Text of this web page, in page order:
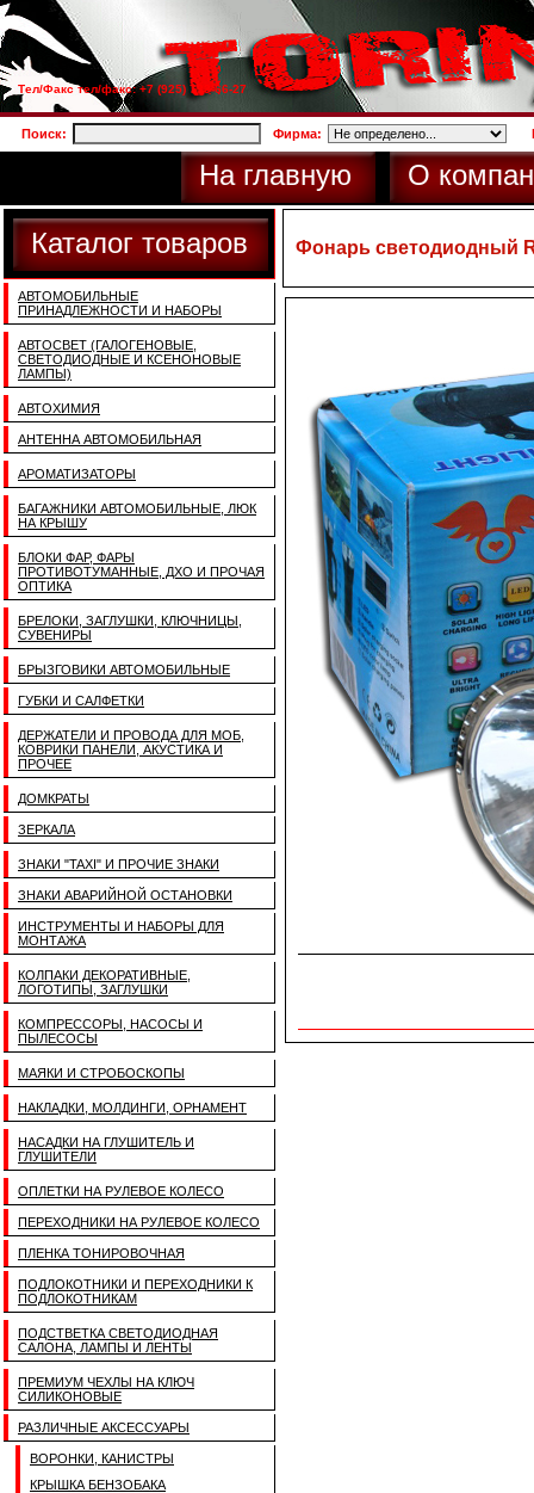
Тел/Факс тел/факс: +7 (925) 733-66-27
Поиск: Фирма:
На главную О
Каталог товаров
АВТОМОБИЛЬНЫЕ
ПРИНАДЛЕЖНОСТИ И НАБОРЫ
АВТОСВЕТ (ГАЛОГЕНОВЫЕ,
СВЕТОДИОДНЫЕ И КСЕНОНОВЫЕ
ЛАМПЫ)
АВТОХИМИЯ
АНТЕННА АВТОМОБИЛЬНАЯ
АРОМАТИЗАТОРЫ
БАГАЖНИКИ АВТОМОБИЛЬНЫЕ, ЛЮК
НА КРЫШУ
БЛОКИ ФАР, ФАРЫ
ПРОТИВОТУМАННЫЕ, ДХО И ПРОЧАЯ
ОПТИКА
БРЕЛОКИ, ЗАГЛУШКИ, КЛЮЧНИЦЫ,
СУВЕНИРЫ
БРЫЗГОВИКИ АВТОМОБИЛЬНЫЕ
ГУБКИ И САЛФЕТКИ
ДЕРЖАТЕЛИ И ПРОВОДА ДЛЯ МОБ,
КОВРИКИ ПАНЕЛИ, АКУСТИКА И
ПРОЧЕЕ
ДОМКРАТЫ
ЗЕРКАЛА
ЗНАКИ "TAXI" И ПРОЧИЕ ЗНАКИ
ЗНАКИ АВАРИЙНОЙ ОСТАНОВКИ
ИНСТРУМЕНТЫ И НАБОРЫ ДЛЯ
МОНТАЖА
КОЛПАКИ ДЕКОРАТИВНЫЕ,
ЛОГОТИПЫ, ЗАГЛУШКИ
КОМПРЕССОРЫ, НАСОСЫ И
ПЫЛЕСОСЫ
МАЯКИ И СТРОБОСКОПЫ
НАКЛАДКИ, МОЛДИНГИ, ОРНАМЕНТ
НАСАДКИ НА ГЛУШИТЕЛЬ И
ГЛУШИТЕЛИ
ОПЛЕТКИ НА РУЛЕВОЕ КОЛЕСО
ПЕРЕХОДНИКИ НА РУЛЕВОЕ КОЛЕСО
ПЛЕНКА ТОНИРОВОЧНАЯ
ПОДЛОКОТНИКИ И ПЕРЕХОДНИКИ К
ПОДЛОКОТНИКАМ
ПОДСТВЕТКА СВЕТОДИОДНАЯ
САЛОНА, ЛАМПЫ И ЛЕНТЫ
ПРЕМИУМ ЧЕХЛЫ НА КЛЮЧ
СИЛИКОНОВЫЕ
РАЗЛИЧНЫЕ АКСЕССУАРЫ
ВОРОНКИ, КАНИСТРЫ
КРЫШКА БЕНЗОБАКА
Фонарь светодиодный